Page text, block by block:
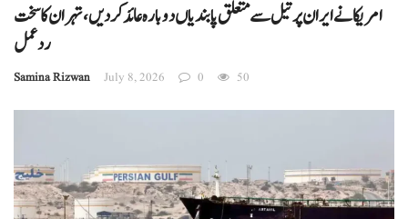
امریکا نے ایران پر تیل سے متعلق پابندیاں دوبارہ عائد کردیں، تہران کا سخت
ردعمل
Samina Rizwan July 8, 2026 0 50